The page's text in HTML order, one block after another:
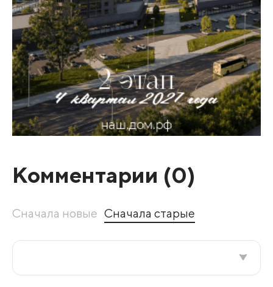
Комментарии (0)
Сначала новые Сначала старые